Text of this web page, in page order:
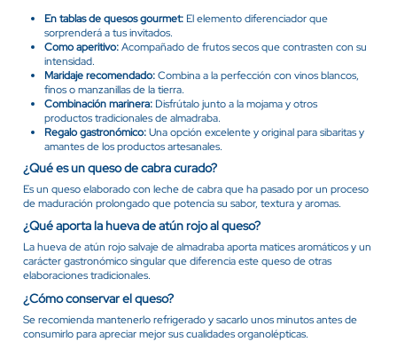
En tablas de quesos gourmet: El elemento diferenciador que
sorprenderá a tus invitados.
Como aperitivo:Acompañado de frutos secos que contrasten con su
intensidad.
Maridaje recomendado:Combina a la perfección con vinos blancos,
finos o manzanillas de la tierra.
Combinación marinera: Disfrútalo junto a la mojama y otros
productos tradicionales de almadraba.
Regalo gastronómico:Una opción excelente y original para sibaritas y
amantes de los productos artesanales.
¿Qué es un queso de cabra curado?
Es un queso elaborado con leche de cabra que ha pasado por un proceso
de maduración prolongado que potencia su sabor, textura y aromas.
¿Qué aporta la hueva de atún rojo al queso?
La hueva de atún rojo salvaje de almadraba aporta matices aromáticos y un
carácter gastronómico singular que diferencia este queso de otras
elaboraciones tradicionales.
¿Cómo conservar el queso?
Se recomienda mantenerlo refrigerado y sacarlo unos minutos antes de
consumirlo para apreciar mejor sus cualidades organolépticas.